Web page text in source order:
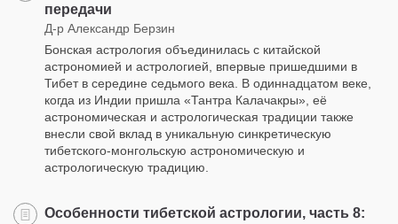
передачи
Д-р Александр Берзин
Бонская астрология объединилась с китайской
астрономией и астрологией, впервые пришедшими в
Тибет в середине седьмого века. В одиннадцатом веке,
когда из Индии пришла «Тантра Калачакры», её
астрономическая и астрологическая традиции также
внесли свой вклад в уникальную синкретическую
тибетского-монгольскую астрономическую и
астрологическую традицию.
Особенности тибетской астрологии, часть 8: